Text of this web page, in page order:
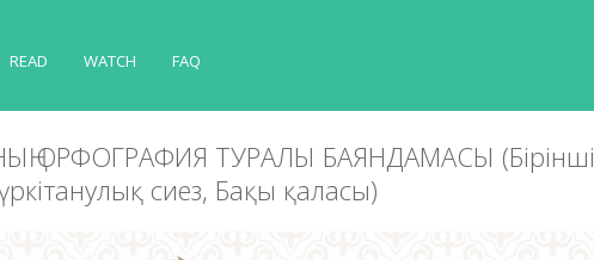
READ WATCH FAQ
ОРФОГРАФИЯ ТУРАЛЫ БАЯНДАМАСЫ (Бірінші
сиез, Бақы қаласы)